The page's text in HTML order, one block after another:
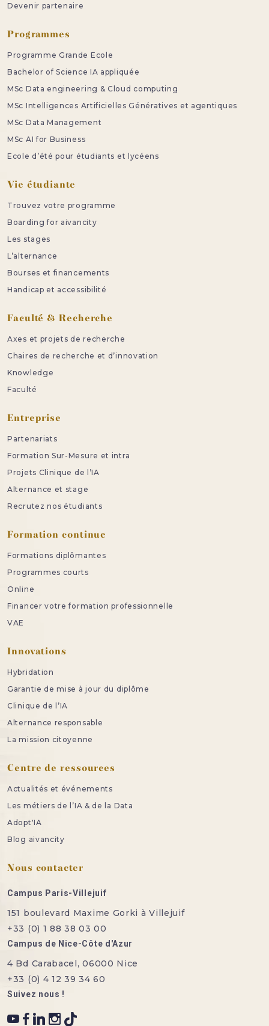
Devenir partenaire
Programmes
Programme Grande Ecole
Bachelor of Science IA appliquée
MSc Data engineering & Cloud computing
MSc Intelligences Artificielles Génératives et agentiques
MSc Data Management
MSc AI for Business
Ecole d’été pour étudiants et lycéens
Vie étudiante
Trouvez votre programme
Boarding for aivancity
Les stages
L’alternance
Bourses et financements
Handicap et accessibilité
Faculté & Recherche
Axes et projets de recherche
Chaires de recherche et d’innovation
Knowledge
Faculté
Entreprise
Partenariats
Formation Sur-Mesure et intra
Projets Clinique de l’IA
Alternance et stage
Recrutez nos étudiants
Formation continue
Formations diplômantes
Programmes courts
Online
Financer votre formation professionnelle
VAE
Innovations
Hybridation
Garantie de mise à jour du diplôme
Clinique de l’IA
Alternance responsable
La mission citoyenne
Centre de ressources
Actualités et événements
Les métiers de l’IA & de la Data
Adopt'IA
Blog aivancity
Nous contacter
Campus Paris-Villejuif
151 boulevard Maxime Gorki à Villejuif
+33 (0) 1 88 38 03 00
Campus de Nice-Côte d'Azur
4 Bd Carabacel, 06000 Nice
+33 (0) 4 12 39 34 60
Suivez nous !